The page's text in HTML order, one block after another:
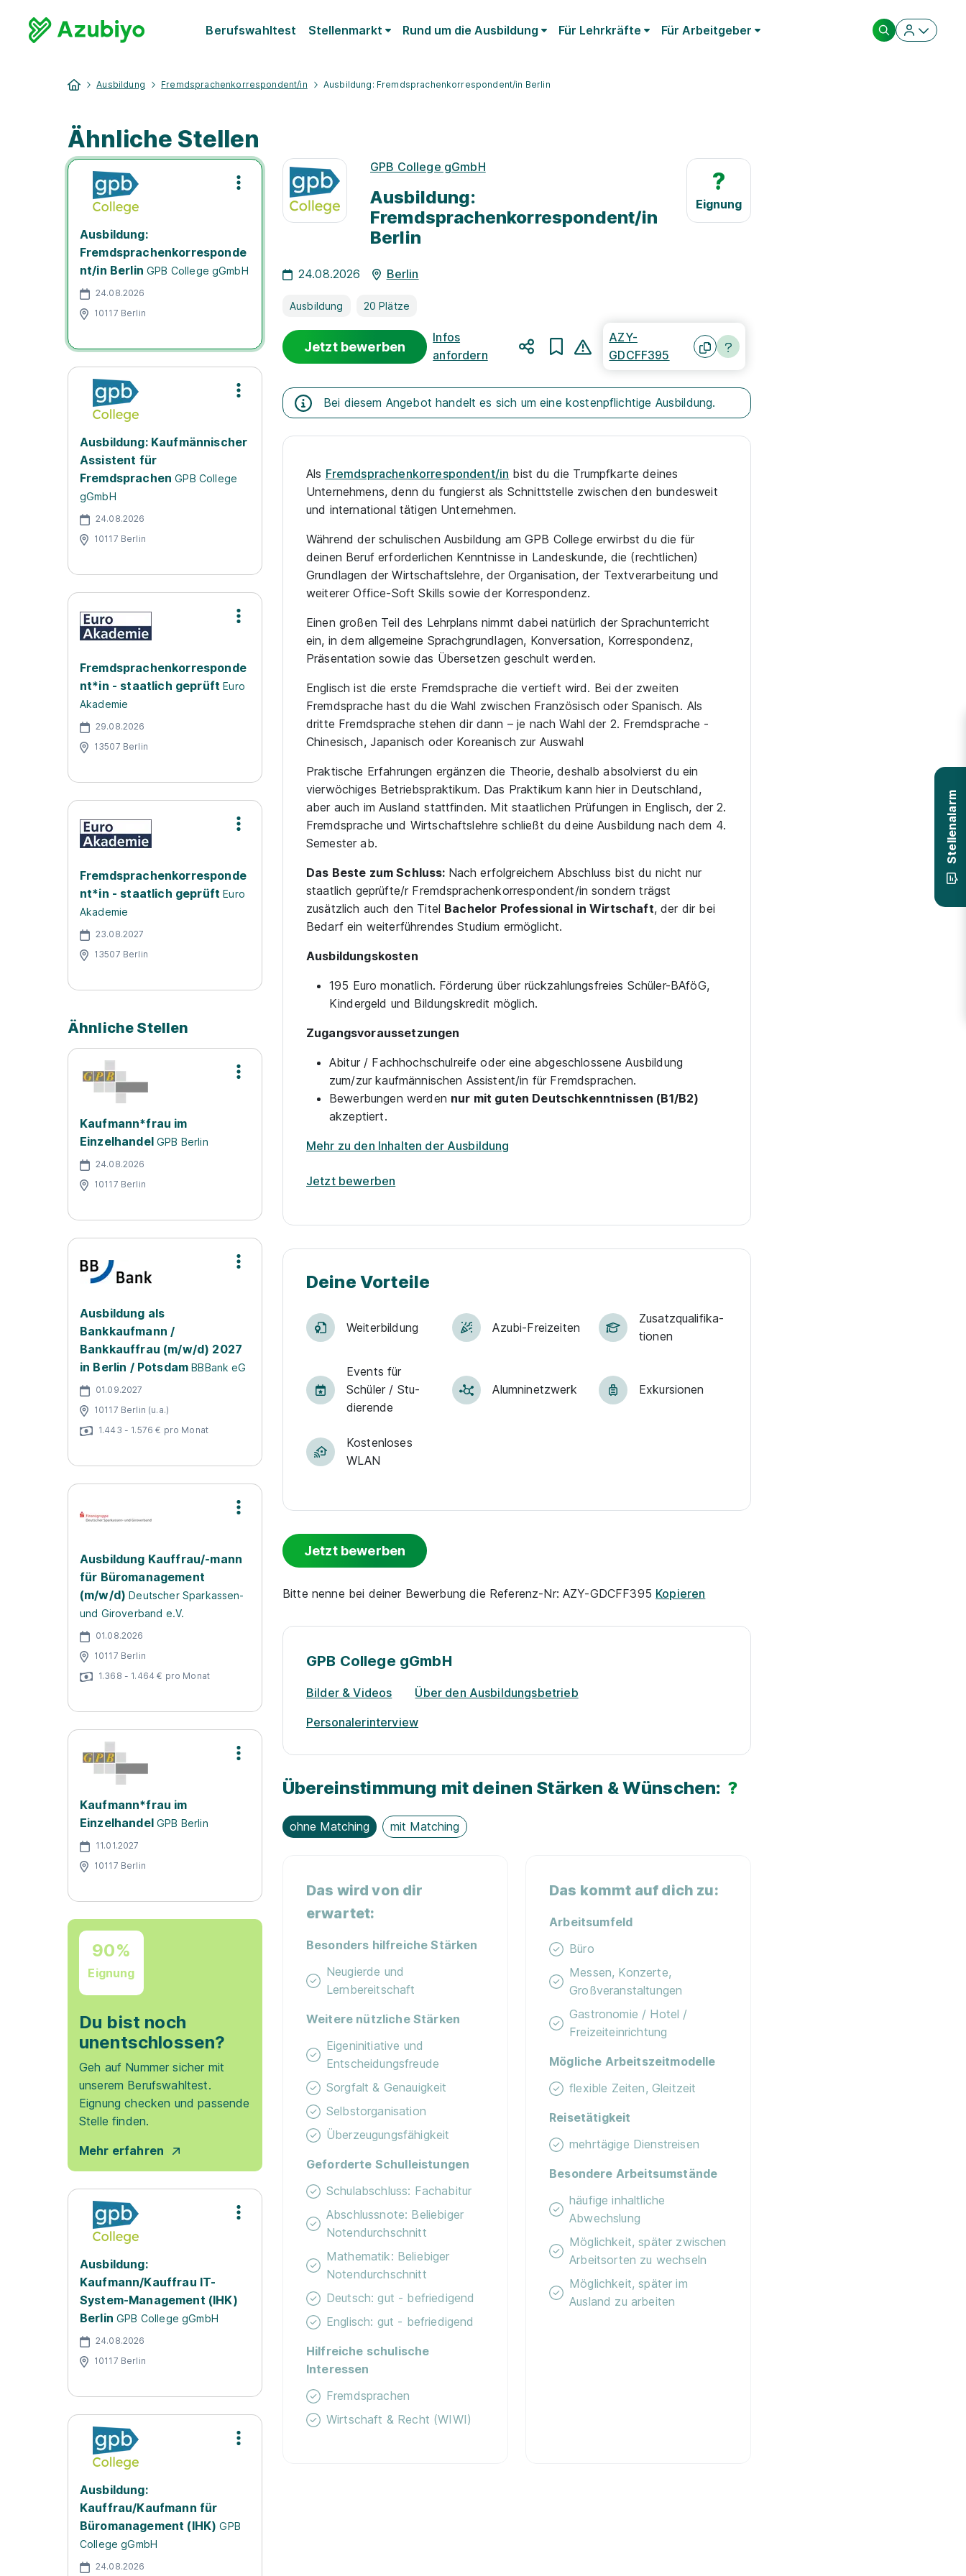
Berufswahltest Stellenmarkt Rund um die Ausbildung Für Lehrkräfte Für Arbeitgeber
Ausbildung Fremdsprachenkorrespondent/in Ausbildung: Fremdsprachenkorrespondent/in Berlin
Ähnliche Stellen
Ausbildung:
Fremdsprachenkorresponde
nt/in Berlin GPB College gGmbH
24.08.2026
10117 Berlin
Ausbildung: Kaufmännischer
Assistent für
Fremdsprachen GPB College
gGmbH
24.08.2026
10117 Berlin
Fremdsprachenkorresponde
nt*in - staatlich geprüft Euro
Akademie
29.08.2026
13507 Berlin
Fremdsprachenkorresponde
nt*in - staatlich geprüft Euro
Akademie
23.08.2027
13507 Berlin
Ähnliche Stellen
Kaufmann*frau im
Einzelhandel GPB Berlin
24.08.2026
10117 Berlin
Ausbildung als
Bankkaufmann /
Bankkauffrau (m/w/d) 2027
in Berlin / Potsdam BBBank eG
01.09.2027
10117 Berlin (u.a.)
1.443 - 1.576 € pro Monat
Ausbildung Kauffrau/-mann
für Büromanagement
(m/w/d) Deutscher Sparkassen-
und Giroverband e.V.
01.08.2026
10117 Berlin
1.368 - 1.464 € pro Monat
Kaufmann*frau im
Einzelhandel GPB Berlin
11.01.2027
10117 Berlin
90%
Eignung
Du bist noch
unentschlossen?
Geh auf Nummer sicher mit
unserem Berufswahltest.
Eignung checken und passende
Stelle finden.
Mehr erfahren
Ausbildung:
Kaufmann/Kauffrau IT-
System-Management (IHK)
Berlin GPB College gGmbH
24.08.2026
10117 Berlin
Ausbildung:
Kauffrau/Kaufmann für
Büromanagement (IHK) GPB
College gGmbH
24.08.2026
?
Eignung
GPB College gGmbH
Ausbildung:
Fremdsprachenkorrespondent/in
Berlin
24.08.2026 Berlin
Ausbildung 20 Plätze
Jetzt bewerben
Infos
anfordern
AZY-
GDCFF395
Bei diesem Angebot handelt es sich um eine kostenpflichtige Ausbildung.
Als Fremdsprachenkorrespondent/in bist du die Trumpfkarte deines
Unternehmens, denn du fungierst als Schnittstelle zwischen den bundesweit
und international tätigen Unternehmen.
Während der schulischen Ausbildung am GPB College erwirbst du die für
deinen Beruf erforderlichen Kenntnisse in Landeskunde, die (rechtlichen)
Grundlagen der Wirtschaftslehre, der Organisation, der Textverarbeitung und
weiterer Office-Soft Skills sowie der Korrespondenz.
Einen großen Teil des Lehrplans nimmt dabei natürlich der Sprachunterricht
ein, in dem allgemeine Sprachgrundlagen, Konversation, Korrespondenz,
Präsentation sowie das Übersetzen geschult werden.
Englisch ist die erste Fremdsprache die vertieft wird. Bei der zweiten
Fremdsprache hast du die Wahl zwischen Französisch oder Spanisch. Als
dritte Fremdsprache stehen dir dann – je nach Wahl der 2. Fremdsprache -
Chinesisch, Japanisch oder Koreanisch zur Auswahl
Praktische Erfahrungen ergänzen die Theorie, deshalb absolvierst du ein
vierwöchiges Betriebspraktikum. Das Praktikum kann hier in Deutschland,
aber auch im Ausland stattfinden. Mit staatlichen Prüfungen in Englisch, der 2.
Fremdsprache und Wirtschaftslehre schließt du deine Ausbildung nach dem 4.
Semester ab.
Das Beste zum Schluss: Nach erfolgreichem Abschluss bist du nicht nur
staatlich geprüfte/r Fremdsprachenkorrespondent/in sondern trägst
zusätzlich auch den Titel Bachelor Professional in Wirtschaft, der dir bei
Bedarf ein weiterführendes Studium ermöglicht.
Ausbildungskosten
195 Euro monatlich. Förderung über rückzahlungsfreies Schüler-BAföG,
Kindergeld und Bildungskredit möglich.
Zugangsvoraussetzungen
Abitur / Fachhochschulreife oder eine abgeschlossene Ausbildung
zum/zur kaufmännischen Assistent/in für Fremdsprachen.
Bewerbungen werden nur mit guten Deutschkenntnissen (B1/B2)
akzeptiert.
Mehr zu den Inhalten der Ausbildung
Jetzt bewerben
Deine Vorteile
Weiter­bildung Azubi-Frei­zei­ten
Zu­satz­qua­li­fi­ka­
tio­nen
Events für
Schü­ler / Stu­
die­ren­de
Alumni­netz­werk Exkur­sionen
Kostenloses
WLAN
Jetzt bewerben
Bitte nenne bei deiner Bewerbung die Referenz-Nr: AZY-GDCFF395 Kopieren
GPB College gGmbH
Bilder & Videos Über den Ausbildungsbetrieb
Personalerinterview
Übereinstimmung mit deinen Stärken & Wünschen: ?
ohne Matching mit Matching
Das wird von dir
erwartet:
Besonders hilfreiche Stärken
Neugierde und
Lernbereitschaft
Weitere nützliche Stärken
Eigeninitiative und
Entscheidungsfreude
Sorgfalt & Genauigkeit
Selbstorganisation
Überzeugungsfähigkeit
Geforderte Schulleistungen
Schulabschluss: Fachabitur
Abschlussnote: Beliebiger
Notendurchschnitt
Mathematik: Beliebiger
Notendurchschnitt
Deutsch: gut - befriedigend
Englisch: gut - befriedigend
Hilfreiche schulische
Interessen
Fremdsprachen
Wirtschaft & Recht (WIWI)
Das kommt auf dich zu:
Arbeitsumfeld
Büro
Messen, Konzerte,
Großveranstaltungen
Gastronomie / Hotel /
Freizeiteinrichtung
Mögliche Arbeitszeitmodelle
flexible Zeiten, Gleitzeit
Reisetätigkeit
mehrtägige Dienstreisen
Besondere Arbeitsumstände
häufige inhaltliche
Abwechslung
Möglichkeit, später zwischen
Arbeitsorten zu wechseln
Möglichkeit, später im
Ausland zu arbeiten
Stellenalarm